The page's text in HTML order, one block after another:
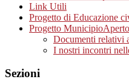
Link Utili
Progetto di Educazione
Progetto MunicipioAperto
Documenti relativi
I nostri incontri
Sezioni